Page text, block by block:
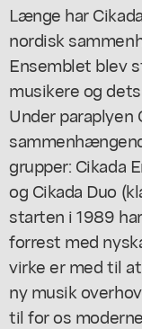
Længe har
nordisk
Ensemblet blev
musikere og
Under paraplyen
grupper: Cikada
og Cikada Duo
starten i 1989
forrest med
virke er med til
ny musik
til for os